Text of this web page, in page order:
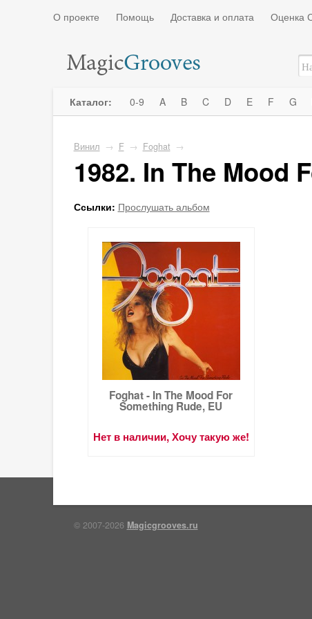
О проекте Помощь Доставка и оплата Оценка
Каталог: 0-9 A B C D E F G
Винил → F → Foghat →
1982. In The Mood
Ссылки: Прослушать альбом
Foghat - In The Mood For
Something Rude, EU
Нет в наличии, Хочу такую же!
© 2007-2026 Magicgrooves.ru